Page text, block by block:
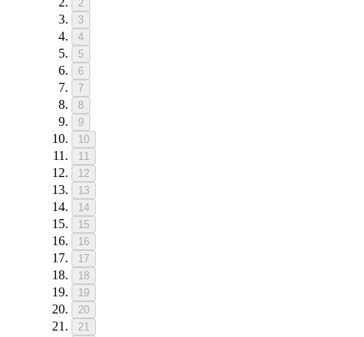
2
3
4
5
6
7
8
9
10
11
12
13
14
15
16
17
18
19
20
21